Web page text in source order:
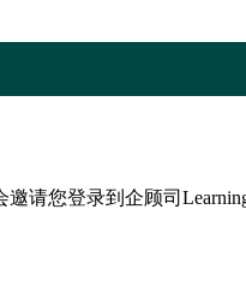
请您登录到企顾司